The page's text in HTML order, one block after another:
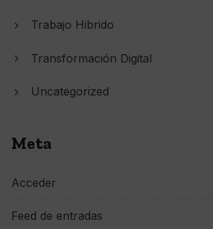
Trabajo Hibrido
Transformación Digital
Uncategorized
Meta
Acceder
Feed de entradas